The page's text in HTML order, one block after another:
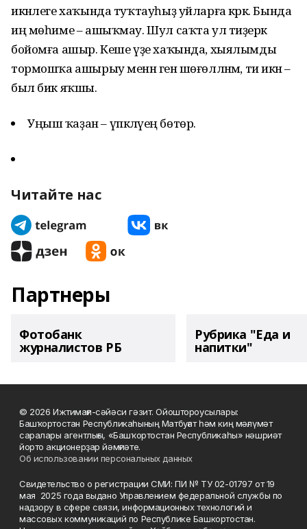
икәнлеге хаҡында туҡтауһыҙ уйларға кәрәк. Бында
иң мөһиме – ашыҡмау. Шул саҡта ул тиҙерәк
бойомға ашыр. Кеше үҙе хаҡында, хыялымды
тормошҡа ашырыу менән генә шөғөлләнәм, ти икән –
был бик яҡшы.
Уңыш ҡаҙан – үпкәләүең бөтөр.
Читайте нас
Партнеры
Фотобанк
журналистов РБ
Рубрика "Еда и
напитки"
© 2026 Ижтимағи-сәйәси гәзит. Ойоштороусылары:
Башҡортостан Республикаһының Матбуғат һәм киң мәғлүмәт
саралары агентлығы, «Башҡортостан Республикаһы» нәшриәт
йорто акционерҙар йәмғиәте.
Об использовании персональных данных
Свидетельство о регистрации СМИ: ПИ № ТУ 02-01797 от 19
мая 2025 года выдано Управлением федеральной службы по
надзору в сфере связи, информационных технологий и
массовых коммуникаций по Республике Башкортостан.